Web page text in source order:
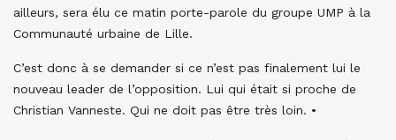
ailleurs, sera élu ce matin porte-parole du groupe UMP à la
Communauté urbaine de Lille.
C’est donc à se demander si ce n’est pas finalement lui le
nouveau leader de l’opposition. Lui qui était si proche de
Christian Vanneste. Qui ne doit pas être très loin. •